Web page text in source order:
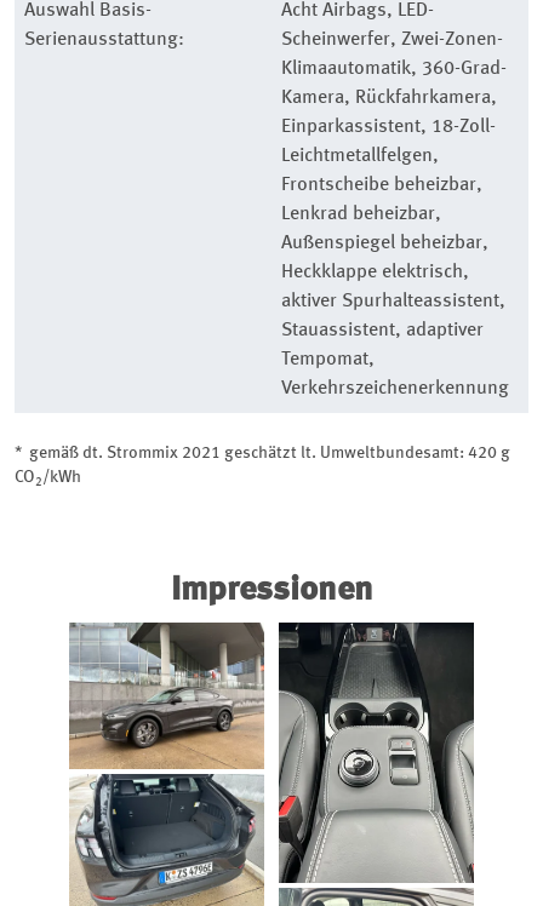
Auswahl Basis-
Serienausstattung:
Acht Airbags, LED-
Scheinwerfer, Zwei-Zonen-
Klimaautomatik, 360-Grad-
Kamera, Rückfahrkamera,
Einparkassistent, 18-Zoll-
Leichtmetallfelgen,
Frontscheibe beheizbar,
Lenkrad beheizbar,
Außenspiegel beheizbar,
Heckklappe elektrisch,
aktiver Spurhalteassistent,
Stauassistent, adaptiver
Tempomat,
Verkehrszeichenerkennung
* gemäß dt. Strommix 2021 geschätzt lt. Umweltbundesamt: 420 g
CO 2 /kWh
Impressionen